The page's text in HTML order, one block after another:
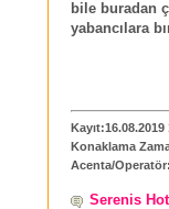
bile buradan
yabancılara
Konaklama
Acenta/
Serenis